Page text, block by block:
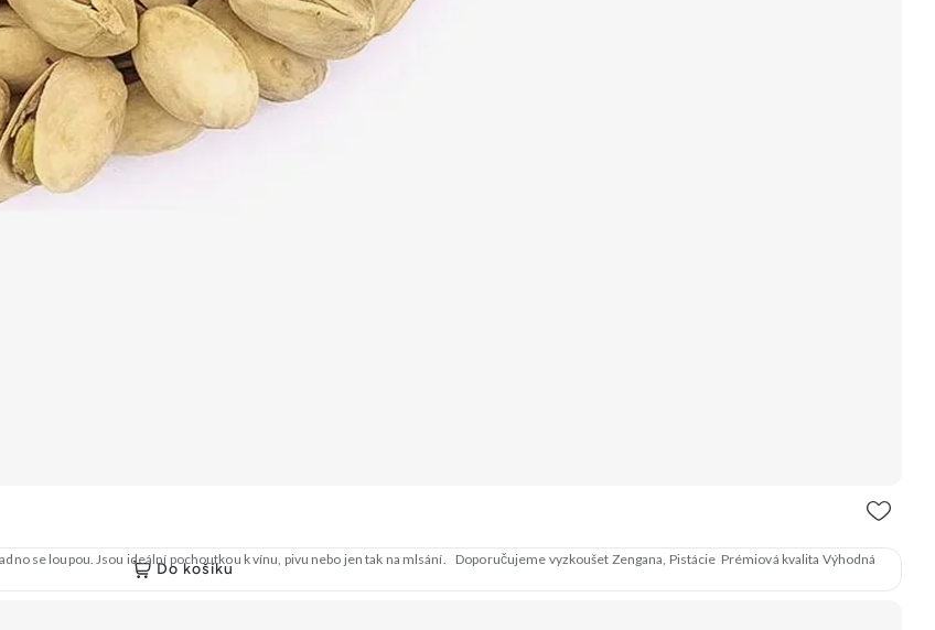
Do košíku
se loupou. Jsou ideální pochoutkou k vínu, pivu nebo jen tak na mlsání. Doporučujeme vyzkoušet Zengana, Pistácie Prémiová kvalita Výhodná